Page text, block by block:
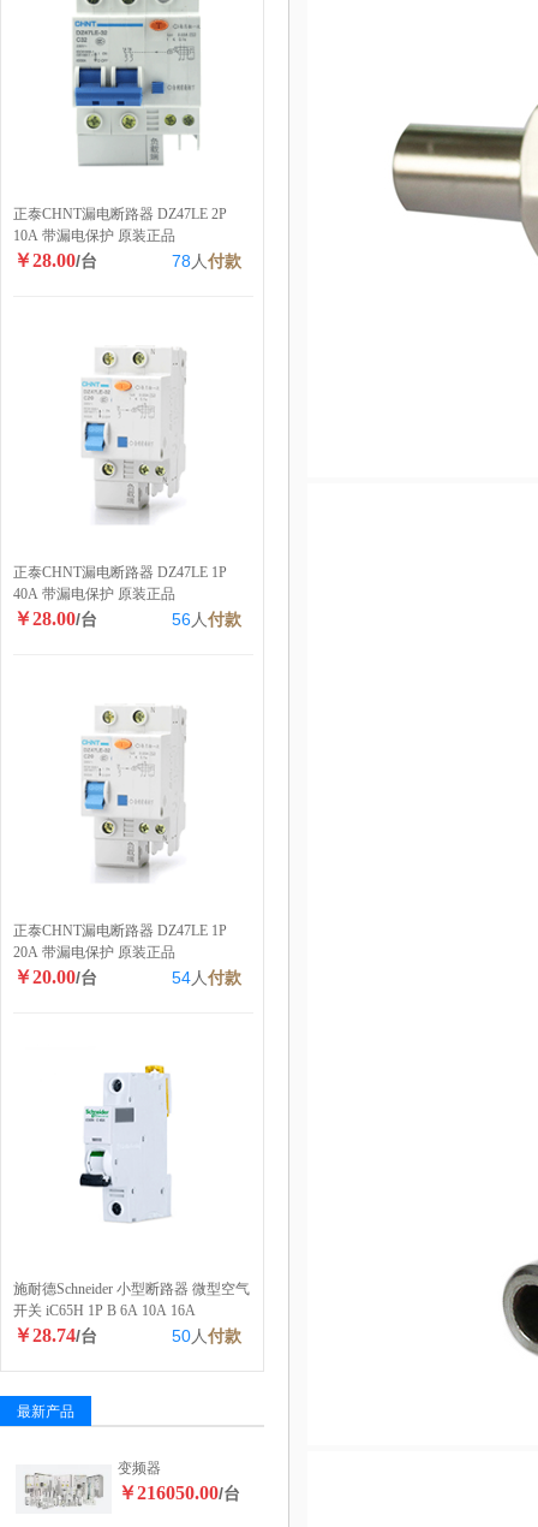
正泰CHNT漏电断路器 DZ47LE 2P
10A 带漏电保护 原装正品
￥28.00/台 78 人付款
正泰CHNT漏电断路器 DZ47LE 1P
40A 带漏电保护 原装正品
￥28.00/台 56人付款
正泰CHNT漏电断路器 DZ47LE 1P
20A 带漏电保护 原装正品
￥20.00/台 54人付款
施耐德Schneider 小型断路器 微型空气
开关 iC65H 1P B 6A 10A 16A
￥28.74/台 50人付款
最新产品
变频器
￥216050.00/台